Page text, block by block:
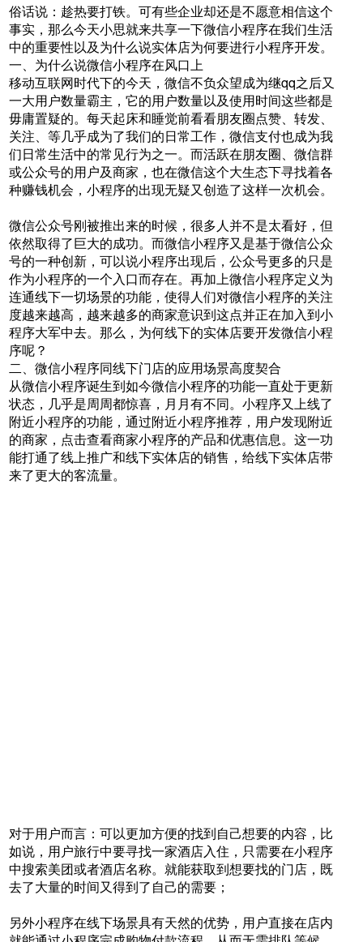
俗话说：趁热要打铁。可有些企业却还是不愿意相信这个
事实，那么今天小思就来共享一下微信小程序在我们生活
中的重要性以及为什么说实体店为何要进行小程序开发。
一、为什么说微信小程序在风口上
移动互联网时代下的今天，微信不负众望成为继qq之后又
一大用户数量霸主，它的用户数量以及使用时间这些都是
毋庸置疑的。每天起床和睡觉前看看朋友圈点赞、转发、
关注、等几乎成为了我们的日常工作，微信支付也成为我
们日常生活中的常见行为之一。而活跃在朋友圈、微信群
或公众号的用户及商家，也在微信这个大生态下寻找着各
种赚钱机会，小程序的出现无疑又创造了这样一次机会。
微信公众号刚被推出来的时候，很多人并不是太看好，但
依然取得了巨大的成功。而微信小程序又是基于微信公众
号的一种创新，可以说小程序出现后，公众号更多的只是
作为小程序的一个入口而存在。再加上微信小程序定义为
连通线下一切场景的功能，使得人们对微信小程序的关注
度越来越高，越来越多的商家意识到这点并正在加入到小
程序大军中去。那么，为何线下的实体店要开发微信小程
序呢？
二、微信小程序同线下门店的应用场景高度契合
从微信小程序诞生到如今微信小程序的功能一直处于更新
状态，几乎是周周都惊喜，月月有不同。小程序又上线了
附近小程序的功能，通过附近小程序推荐，用户发现附近
的商家，点击查看商家小程序的产品和优惠信息。这一功
能打通了线上推广和线下实体店的销售，给线下实体店带
来了更大的客流量。
对于用户而言：可以更加方便的找到自己想要的内容，比
如说，用户旅行中要寻找一家酒店入住，只需要在小程序
中搜索美团或者酒店名称。就能获取到想要找的门店，既
去了大量的时间又得到了自己的需要；
另外小程序在线下场景具有天然的优势，用户直接在店内